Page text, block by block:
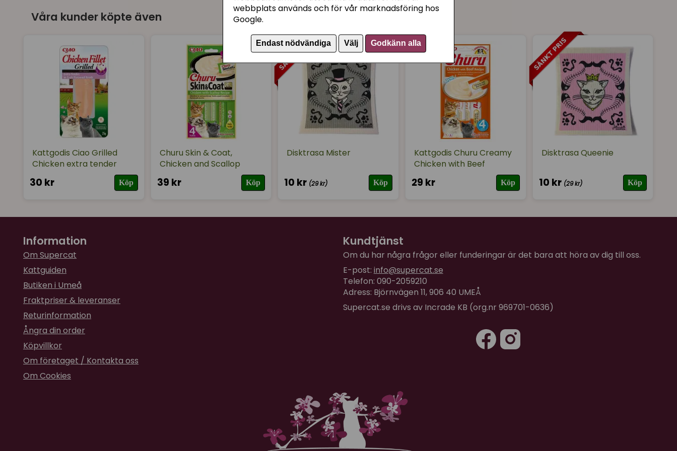
webbplats används och för vår marknadsföring hos
Google.
Endast nödvändiga Välj Godkänn alla
Aleksandra
Nya favoriten! Önskar dock att man fick mer än en skiva med tanke på
priset.
Våra kunder köpte även
Kattgodis Ciao Grilled
Chicken extra tender
30 kr Köp
Churu Skin & Coat,
Chicken and Scallop
39 kr Köp
Disktrasa Mister
10 kr (29 kr) Köp
Kattgodis Churu Creamy
Chicken with Beef
29 kr Köp
Disktrasa Queenie
10 kr (29 kr) Köp
Information
Om Supercat
Kattguiden
Butiken i Umeå
Fraktpriser & leveranser
Returinformation
Ångra din order
Köpvillkor
Om företaget / Kontakta oss
Om Cookies
Kundtjänst
Om du har några frågor eller funderingar är det bara att höra av dig till oss.
E-post: info@supercat.se
Telefon: 090-2059210
Adress: Björnvägen 11, 906 40 UMEÅ
Supercat.se drivs av Incrade KB (org.nr 969701-0636)